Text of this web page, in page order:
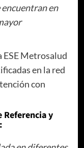
encuentran en
ESE Metrosalud
en la red
con
Referencia y